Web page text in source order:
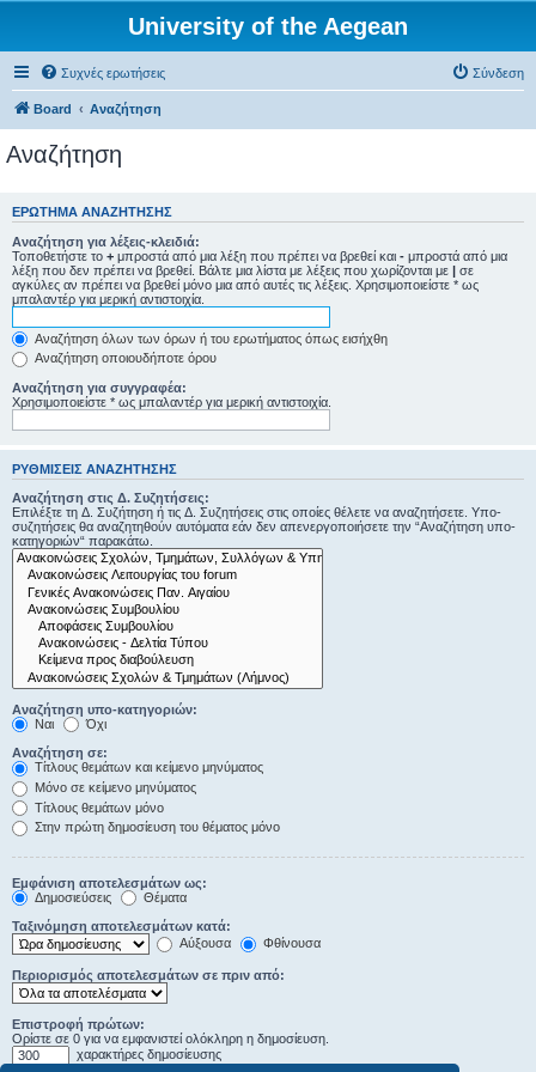
University of the Aegean
Συχνές ερωτήσεις Σύνδεση
Board Αναζήτηση
Αναζήτηση
ΕΡΏΤΗΜΑ ΑΝΑΖΉΤΗΣΗΣ
Αναζήτηση για λέξεις-κλειδιά:
Τοποθετήστε το + μπροστά από μια λέξη που πρέπει να βρεθεί και - μπροστά από μια
λέξη που δεν πρέπει να βρεθεί. Βάλτε μια λίστα με λέξεις που χωρίζονται με | σε
αγκύλες αν πρέπει να βρεθεί μόνο μια από αυτές τις λέξεις. Χρησιμοποιείστε * ως
μπαλαντέρ για μερική αντιστοιχία.
Αναζήτηση όλων των όρων ή του ερωτήματος όπως εισήχθη
Αναζήτηση οποιουδήποτε όρου
Αναζήτηση για συγγραφέα:
Χρησιμοποιείστε * ως μπαλαντέρ για μερική αντιστοιχία.
ΡΥΘΜΊΣΕΙΣ ΑΝΑΖΉΤΗΣΗΣ
Αναζήτηση στις Δ. Συζητήσεις:
Επιλέξτε τη Δ. Συζήτηση ή τις Δ. Συζητήσεις στις οποίες θέλετε να αναζητήσετε. Υπο-
συζητήσεις θα αναζητηθούν αυτόματα εάν δεν απενεργοποιήσετε την “Αναζήτηση υπο-
κατηγοριών“ παρακάτω.
Αναζήτηση υπο-κατηγοριών:
Ναι
Όχι
Αναζήτηση σε:
Τίτλους θεμάτων και κείμενο μηνύματος
Μόνο σε κείμενο μηνύματος
Τίτλους θεμάτων μόνο
Στην πρώτη δημοσίευση του θέματος μόνο
Εμφάνιση αποτελεσμάτων ως:
Δημοσιεύσεις
Θέματα
Ταξινόμηση αποτελεσμάτων κατά:
Αύξουσα
Φθίνουσα
Περιορισμός αποτελεσμάτων σε πριν από:
Επιστροφή πρώτων:
Ορίστε σε 0 για να εμφανιστεί ολόκληρη η δημοσίευση.
χαρακτήρες δημοσίευσης